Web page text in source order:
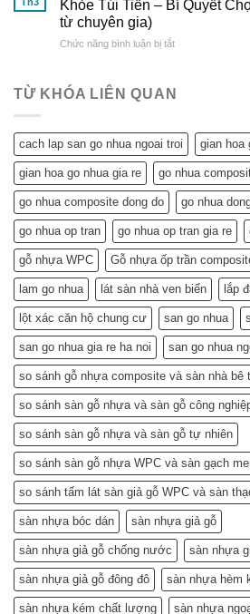
Nhựa
Hảo
So
Tiết
Tuyệt
Trần
Lại
Nhà
Tuổi
Về
Hưu:
Không
Chỉ
Tiết
Kiệm
Mà
Còn…
An
Tâm
Sống
Khỏe
Khỏe Túi Tiền – Bí Quyết
từ chuyên gia)
Chức năng bình luận bị tắtở
Tiết
Tuổi
Về
Hưu:
Nhà,
Khỏe
Túi
Tiền
–
Bí
Quyết
Chọn
và
Lắp
Đặt
(Gợi
ý
từ
chuyên
gia)
TỪ KHÓA LIÊN QUAN
cach lap san go nhua ngoai troi gian hoa
gian hoa go nhua gia re go nhua
go nhua composite dong do go nhua
go nhua op tran go nhua op tran gia re
gỗ nhựa WPC Gỗ nhựa ốp trần
lam go nhua lát sàn nhà ven biển lắp
lột xác căn hộ chung cư san go nhua
san go nhua gia re ha noi san go nhua
so sánh gỗ nhựa composite và sàn nhà bê
so sánh sàn gỗ nhựa và sàn gỗ công
so sánh sàn gỗ nhựa và sàn gỗ tự nhiên
so sánh sàn gỗ nhựa WPC và sàn gạch
so sánh tấm lát sàn giả gỗ WPC và sàn
sàn nhựa bóc dán sàn nhựa giả gỗ
sàn nhựa giả gỗ chống nước sàn nhựa
sàn nhựa giả gỗ đông đô sàn nhựa hèm
sàn nhựa kém chất lượng sàn nhựa